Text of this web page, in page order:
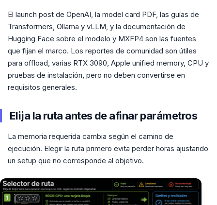
El launch post de OpenAI, la model card PDF, las guías de
Transformers, Ollama y vLLM, y la documentación de
Hugging Face sobre el modelo y MXFP4 son las fuentes
que fijan el marco. Los reportes de comunidad son útiles
para offload, varias RTX 3090, Apple unified memory, CPU y
pruebas de instalación, pero no deben convertirse en
requisitos generales.
Elija la ruta antes de afinar parámetros
La memoria requerida cambia según el camino de
ejecución. Elegir la ruta primero evita perder horas ajustando
un setup que no corresponde al objetivo.